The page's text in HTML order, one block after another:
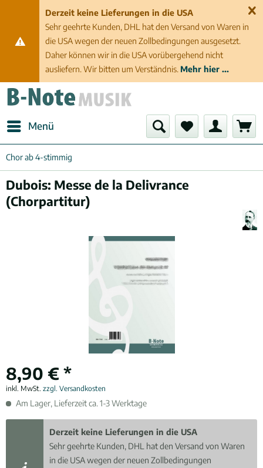
Derzeit keine Lieferungen in die USA
Sehr geehrte Kunden, DHL hat den Versand von Waren in
die USA wegen der neuen Zollbedingungen ausgesetzt.
Daher können wir in die USA vorübergehend nicht
ausliefern. Wir bitten um Verständnis. Mehr hier ...
Menü
Chor ab 4-stimmig
Dubois: Messe de la Delivrance
(Chorpartitur)
8,90 € *
inkl. MwSt. zzgl. Versandkosten
Am Lager, Lieferzeit ca. 1-3 Werktage
Derzeit keine Lieferungen in die USA
Sehr geehrte Kunden, DHL hat den Versand von Waren
in die USA wegen der neuen Zollbedingungen